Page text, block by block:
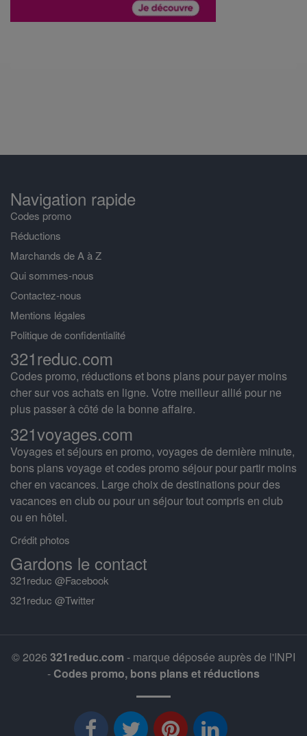
Navigation rapide
Codes promo
Réductions
Marchands de A à Z
Qui sommes-nous
Contactez-nous
Mentions légales
Politique de confidentialité
321reduc.com
Codes promo, réductions et bons plans pour payer moins
cher sur vos achats en ligne. Votre meilleur allié pour ne
plus passer à côté de la bonne affaire.
321voyages.com
Voyages et séjours en promo, voyages de dernière minute,
bons plans voyage et codes promo séjour pour partir moins
cher en vacances. Large choix de destinations pour des
vacances en club ou pour un séjour tout compris en club
ou en hôtel.
Crédit photos
Gardons le contact
321reduc @Facebook
321reduc @Twitter
© 2026 321reduc.com - marque déposée auprès de l'INPI
- Codes promo, bons plans et réductions